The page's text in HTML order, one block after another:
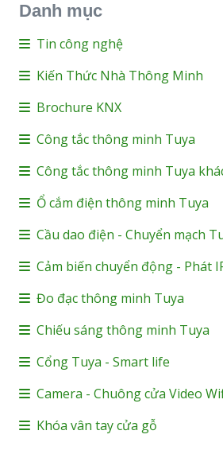
Danh mục
Tin công nghệ
Kiến Thức Nhà Thông Minh
Brochure KNX
Công tắc thông minh Tuya
Công tắc thông minh Tuya
Ổ cắm điện thông minh Tuya
Cầu dao điện - Chuyển mạch
Cảm biến chuyển động - Phát
Đo đạc thông minh Tuya
Chiếu sáng thông minh Tuya
Cổng Tuya - Smart life
Camera - Chuông cửa Video
Khóa vân tay cửa gỗ